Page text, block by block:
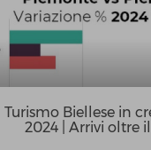
Turismo Biellese in
2024 | Arrivi oltre